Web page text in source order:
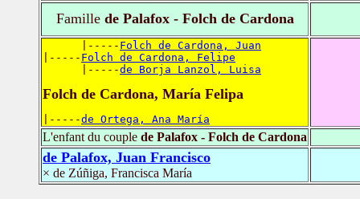
Famillede Palafox - Folch de Cardona
      |-----
Folch de Cardona, Juan
|----- Folch de Cardona, Felipe
      |-----
de Borja Lanzol, Luisa
Folch de Cardona, María Felipa
|-----de Ortega, Ana María
L'enfant du couple de Palafox - Folch de Cardona
de Palafox, Juan Francisco
× de Zúñiga, Francisca María